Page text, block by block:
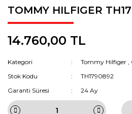
TOMMY HILFIGER
14.760,00 TL
Kategori Tommy Hilfiger ,
Stok Kodu
TH1790892
Garanti Süresi
24 Ay